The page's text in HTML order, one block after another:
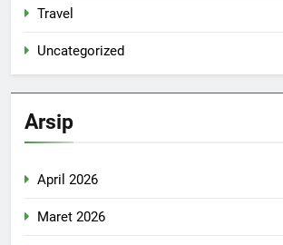
Travel
Uncategorized
Arsip
April 2026
Maret 2026